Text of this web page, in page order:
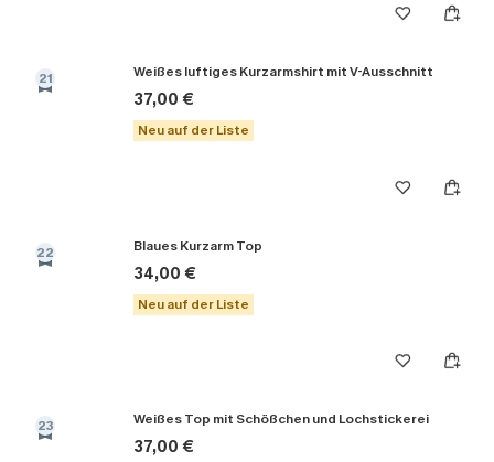
21 Weißes luftiges Kurzarmshirt mit V-Ausschnitt
37,00 €
Neu auf der Liste
22 Blaues Kurzarm Top
34,00 €
Neu auf der Liste
23 Weißes Top mit Schößchen und Lochstickerei
37,00 €